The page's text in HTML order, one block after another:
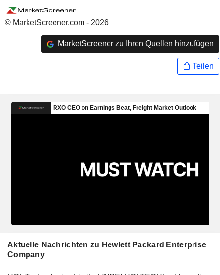
© MarketScreener.com - 2026
MarketScreener zu Ihren Quellen hinzufügen
Teilen
Aktuelle Nachrichten zu Hewlett Packard Enterprise
Company